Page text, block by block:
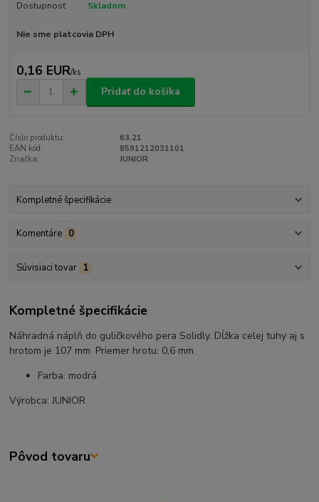
Dostupnosť Skladom
Nie sme platcovia DPH
0,16 EUR/ks
Pridať do košíka
Číslo produktu:
63.21
EAN kód:
8591212031101
Značka:
JUNIOR
Kompletné špecifikácie
Komentáre 0
Súvisiaci tovar 1
Kompletné špecifikácie
Náhradná náplň do guličkového pera Solidly. Dĺžka celej tuhy aj s
hrotom je 107 mm. Priemer hrotu: 0,6 mm.
Farba: modrá
Výrobca: JUNIOR
Pôvod tovaru